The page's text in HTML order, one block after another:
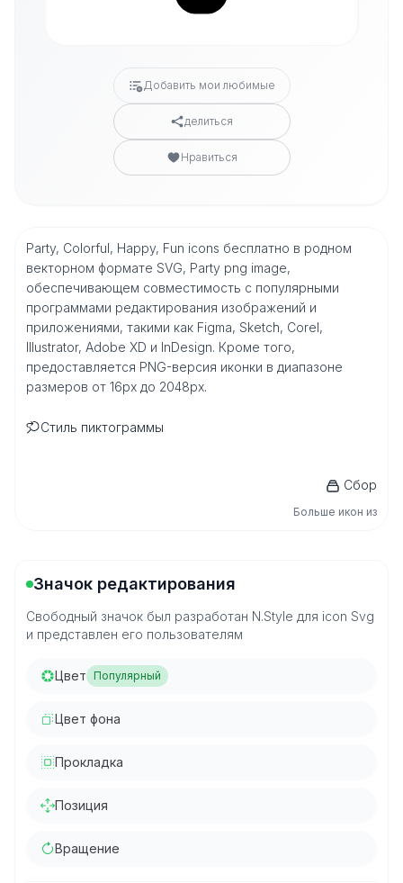
Добавить мои любимые
делиться
Нравиться
Party, Colorful, Happy, Fun icons бесплатно в родном
векторном формате SVG, Party png image,
обеспечивающем совместимость с популярными
программами редактирования изображений и
приложениями, такими как Figma, Sketch, Corel,
Illustrator, Adobe XD и InDesign. Кроме того,
предоставляется PNG-версия иконки в диапазоне
размеров от 16px до 2048px.
Стиль пиктограммы
Сбор
Больше икон из
Значок редактирования
Свободный значок был разработан N.Style для icon Svg
и представлен его пользователям
Цвет Популярный
Цвет фона
Прокладка
Позиция
Вращение